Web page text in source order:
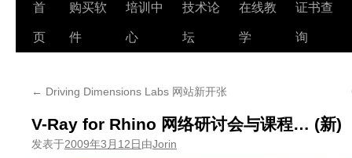
跳
至
首
页
购买软
件
培训中
心
技术论
坛
在线教
学
证书查
询
← Driving Dimensions Labs 网站新开张
V-Ray for Rhino 网络研讨会与课程… (新)
发表于2009年3月12日由Jorin